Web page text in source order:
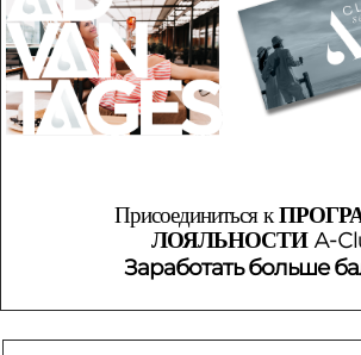
Присоединиться к
ЛОЯЛЬНОСТИ A-
Заработать больше